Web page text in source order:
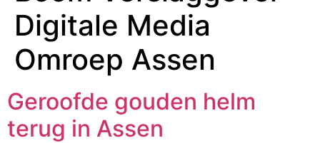
Digitale Media
Omroep Assen
Geroofde gouden helm
terug in Assen